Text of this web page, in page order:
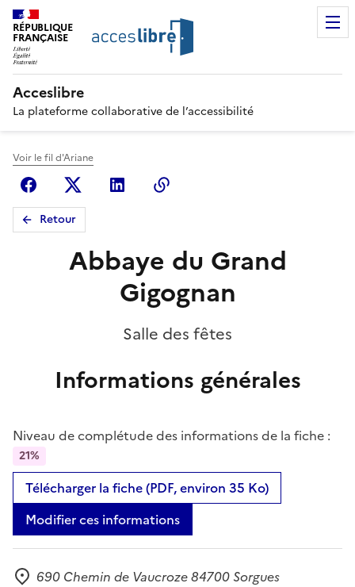
RÉPUBLIQUE
FRANÇAISE
Acceslibre
La plateforme collaborative de l’accessibilité
Voir le fil d'Ariane
FacebookX (anciennement Twitter)
Linkedin
Retour
Abbaye du Grand
Gigognan
Salle des fêtes
Informations générales
Niveau de complétude des informations de la fiche :
21%
Télécharger la fiche (PDF, environ 35 Ko)
Modifier ces informations
690 Chemin de Vaucroze 84700 Sorgues